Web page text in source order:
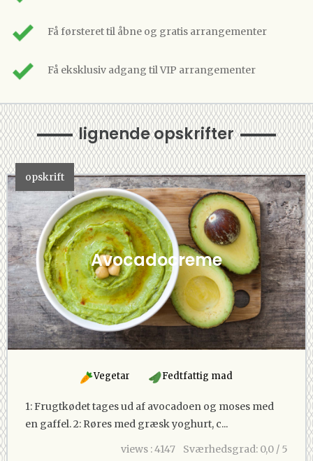
Få førsteret til åbne og gratis arrangementer
Få eksklusiv adgang til VIP arrangementer
lignende opskrifter
opskrift
Avocadocreme
Vegetar Fedtfattig mad
1: Frugtkødet tages ud af avocadoen og moses med
en gaffel. 2: Røres med græsk yoghurt, c...
Sværhedsgrad: 0,0 / 5
views : 4147